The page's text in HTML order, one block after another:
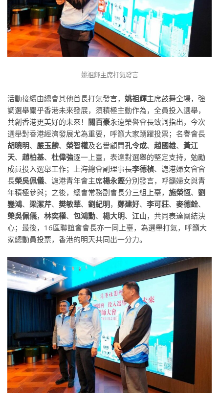
姚祖輝主席打氣發言
活動接續由總會其他首長打氣發言， 姚祖輝主席鼓舞全場，強
調選舉關乎香港未來發展，須積極主動作為，全員投入選舉，
共創香港更美好的未來！ 關百豪永遠榮譽會長致詞指出，今次
選舉對香港經濟發展尤為重要，呼籲大家踴躍投票；名譽會長
胡曉明、 嚴玉麟、 榮智權及名譽顧問孔令成、 趙國雄、 黃江
天、 趙柏基、 杜偉強逐一上臺，表達對選舉的堅定支持，勉勵
成員投入選舉工作；上海總會副理事長李德楨、滬港婦女會會
長榮吳佩儀、滬港青年會主席楊永鏗分別發言，呼籲婦女與青
年積極參與；之後，總會常務副會長分三組上臺， 施榮恆、 劉
鑾鴻、 梁潔芹、 樊敏華、 劉紀明， 鄭建好、 李可莊、 麥德銓、
榮吳佩儀， 林奕權、 包鴻勳、 楊大明、 江山，共同表達團結決
心；最後，16區聯誼會會長亦一同上臺，為選舉打氣，呼籲大
家總動員投票，香港的明天共同出一分力。